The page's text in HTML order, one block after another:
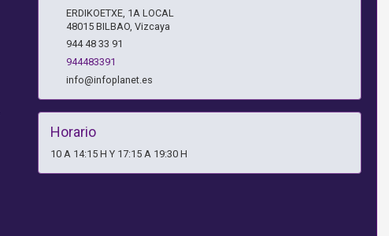
ERDIKOETXE, 1A LOCAL
48015 BILBAO, Vizcaya
944 48 33 91
944483391
info@infoplanet.es
Horario
10 A 14:15 H Y 17:15 A 19:30 H